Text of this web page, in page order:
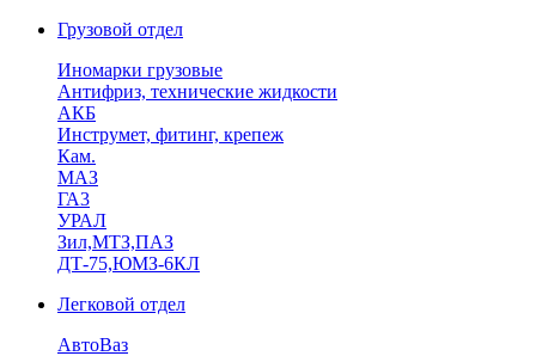
Грузовой отдел
Иномарки грузовые
Антифриз, технические жидкости
АКБ
Инструмет, фитинг, крепеж
Кам.
МАЗ
ГА3
УРАЛ
Зил,МТЗ,ПАЗ
ДТ-75,ЮМЗ-6КЛ
Легковой отдел
АвтоВаз